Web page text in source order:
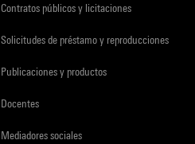
Contratos públicos y licitaciones
Solicitudes de préstamo y reproducciones
Publicaciones y productos
Docentes
Mediadores sociales